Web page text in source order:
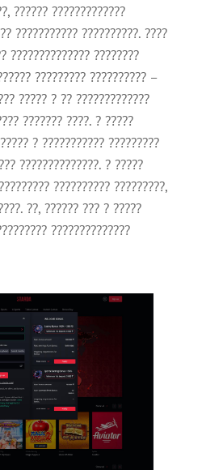
?????? ?????????????
??????????? ??????????. ????
?????????????? ????????
????????? ?????????? –
????? ? ?? ?????????????
??????? ????. ? ?????
? ??????????? ?????????
??????????????. ? ?????
?????????? ?????????,
??, ?????? ??? ? ?????
??????????????